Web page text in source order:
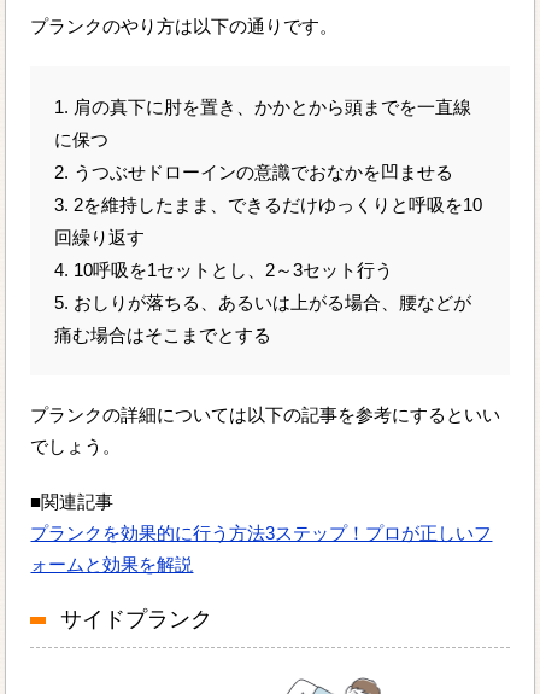
プランクのやり方は以下の通りです。
1. 肩の真下に肘を置き、かかとから頭までを一直線
に保つ
2. うつぶせドローインの意識でおなかを凹ませる
3. 2を維持したまま、できるだけゆっくりと呼吸を10
回繰り返す
4. 10呼吸を1セットとし、2～3セット行う
5. おしりが落ちる、あるいは上がる場合、腰などが
痛む場合はそこまでとする
プランクの詳細については以下の記事を参考にするといい
でしょう。
■関連記事
プランクを効果的に行う方法3ステップ！プロが正しいフ
ォームと効果を解説
サイドプランク